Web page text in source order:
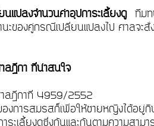
นแปลงจำนวนค่าอุปการะเลี้ยงดู ทีม
นะของคู่กรณีเปลี่ยนแปลงไป ศาลจะ
ลฏีกา ที่น่าสนใจ
ลฎีกาที่ 4959/2552
องการสมรสก็เพื่อให้ชายหญิงได้อ
ระเลี้ยงดูซึ่งกันและกันตามความสา